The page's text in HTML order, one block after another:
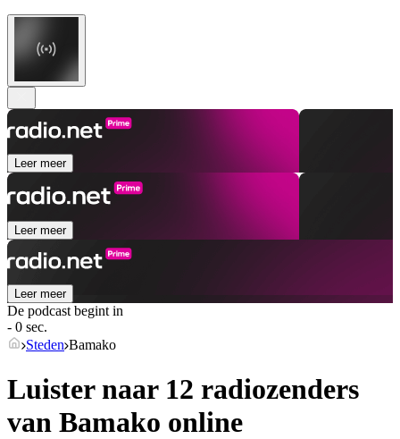
Leer meer
Leer meer
Leer meer
De podcast begint in
- 0 sec.
Steden Bamako
Luister naar 12 radiozenders
van Bamako online